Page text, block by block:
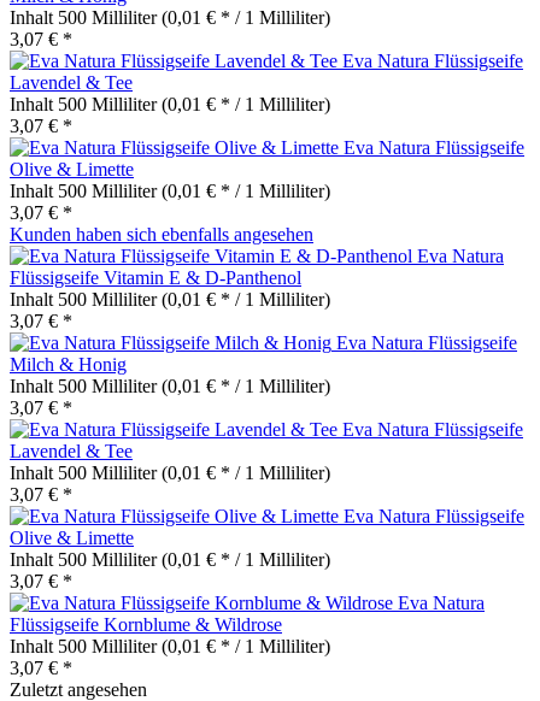
Inhalt 500 Milliliter(0,01 € * / 1 Milliliter)
3,07 € *
Eva Natura Flüssigseife
Lavendel & Tee
Inhalt 500 Milliliter(0,01 € * / 1 Milliliter)
3,07 € *
Eva Natura Flüssigseife
Olive & Limette
Inhalt 500 Milliliter(0,01 € * / 1 Milliliter)
3,07 € *
Kunden haben sich ebenfalls angesehen
Eva Natura
Flüssigseife Vitamin E & D-Panthenol
Inhalt 500 Milliliter(0,01 € * / 1 Milliliter)
3,07 € *
Eva Natura Flüssigseife
Milch & Honig
Inhalt 500 Milliliter(0,01 € * / 1 Milliliter)
3,07 € *
Eva Natura Flüssigseife
Lavendel & Tee
Inhalt 500 Milliliter(0,01 € * / 1 Milliliter)
3,07 € *
Eva Natura Flüssigseife
Olive & Limette
Inhalt 500 Milliliter(0,01 € * / 1 Milliliter)
3,07 € *
Eva Natura
Flüssigseife Kornblume & Wildrose
Inhalt 500 Milliliter(0,01 € * / 1 Milliliter)
3,07 € *
Zuletzt angesehen